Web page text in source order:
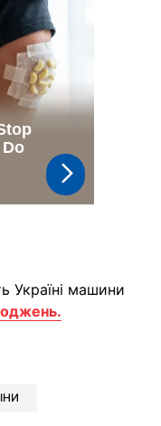
Україні машини
у Viber
у Whatsapp
у Messenger
у LinkedIn